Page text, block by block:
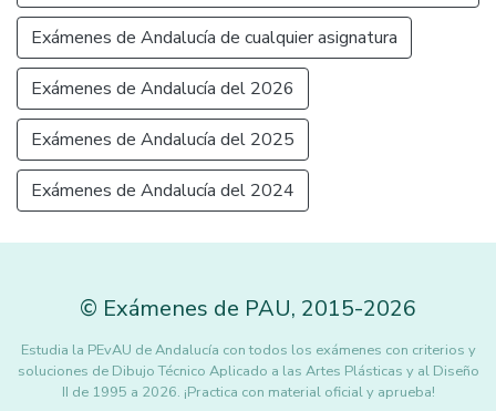
Exámenes de Andalucía de cualquier asignatura
Exámenes de Andalucía del 2026
Exámenes de Andalucía del 2025
Exámenes de Andalucía del 2024
© Exámenes de PAU, 2015-2026
Estudia la PEvAU de Andalucía con todos los exámenes con criterios y
soluciones de Dibujo Técnico Aplicado a las Artes Plásticas y al Diseño
II de 1995 a 2026. ¡Practica con material oficial y aprueba!